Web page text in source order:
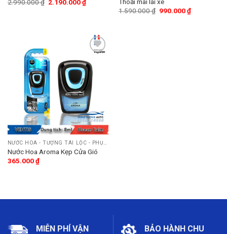
2.990.000₫ 2.190.000₫
1.590.000₫ 990.000₫
to
wishlist
Nước Hoa Aroma Kẹp Cửa Gió
365.000₫
MIỄN PHÍ VẬN
BẢO HÀNH CHU